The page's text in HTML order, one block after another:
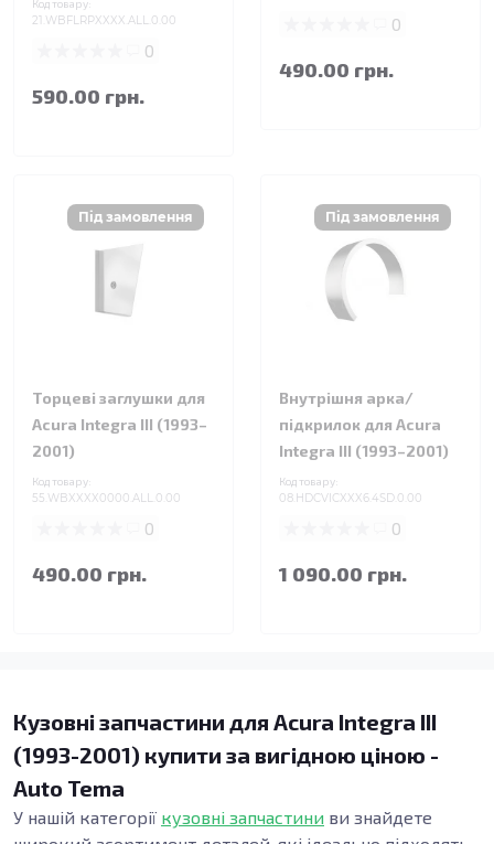
Код товару:
21.WBFLRPXXXX.ALL.0.00
0
590.00 грн.
0
490.00 грн.
Торцеві заглушки для
Acura Integra III (1993–
2001)
Код товару:
55.WBXXXX0000.ALL.0.00
0
490.00 грн.
Внутрішня арка/
підкрилок для Acura
Integra III (1993–2001)
Код товару:
08.HDCVICXXX6.4SD.0.00
0
1 090.00 грн.
Кузовні запчастини для Acura Integra III
(1993-2001) купити за вигідною ціною -
Auto Tema
У нашій категорії кузовні запчастини ви знайдете